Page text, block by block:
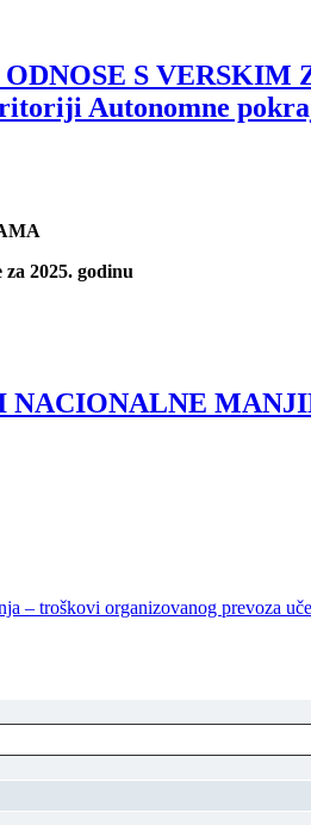
S VERSKIM
Autonomne
2025. godinu
– troškovi organizovanog prevoza